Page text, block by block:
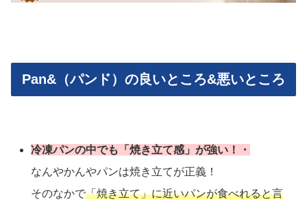
Pan&（パンド）の良いところ&悪いところ
冷凍パンの中でも「焼き立て感」が強い！・
なんやかんやパンは焼き立てが正義！
そのなかで「焼き立て」に近いパンが食べれると言